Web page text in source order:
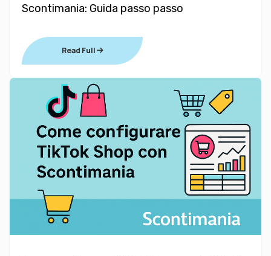
Scontimania: Guida passo passo
Read Full